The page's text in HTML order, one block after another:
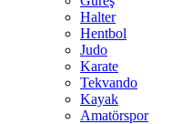
Halter
Hentbol
Judo
Karate
Tekvando
Kayak
Amatörspor